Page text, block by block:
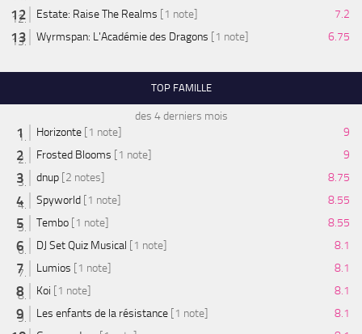
Estate: Raise The Realms [1 note]
7.2
Wyrmspan: L'Académie des Dragons [1 note] 6.75
TOP FAMILLE
des 4 derniers mois
Horizonte [1 note]
9
Frosted Blooms [1 note]
9
dnup [2 notes]
8.75
Spyworld [1 note]
8.55
Tembo [1 note]
8.55
DJ Set Quiz Musical [1 note]
8.1
Lumios [1 note]
8.1
Koi [1 note]
8.1
Les enfants de la résistance [1 note]
8.1